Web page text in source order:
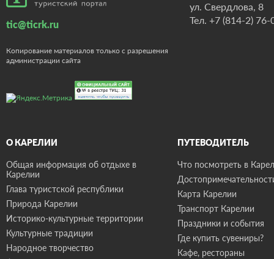
tic@ticrk.ru
Копирование материалов только с разрешения
администрации сайта
ул. Свердлова, 8
Тел. +7 (814-2) 76-
О КАРЕЛИИ
Общая информация об отдыхе в
Карелии
Глава туристской республики
Природа Карелии
Историко-культурные территории
Культурные традиции
Народное творчество
ПУТЕВОДИТЕЛЬ
Что посмотреть в
Карта Карелии
Транспорт Карелии
Праздники и события
Где купить сувениры?
Кафе, рестораны